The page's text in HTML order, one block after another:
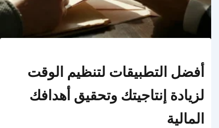
أفضل التطبيقات لتنظيم الوقت
لزيادة إنتاجيتك وتحقيق أهدافك
المالية